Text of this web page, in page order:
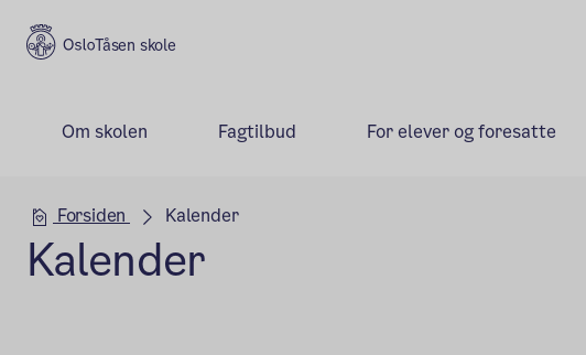
Tåsen skole
Om skolen Fagtilbud For elever og foresatte
Hovedseksjon
Forsiden Kalender
Kalender